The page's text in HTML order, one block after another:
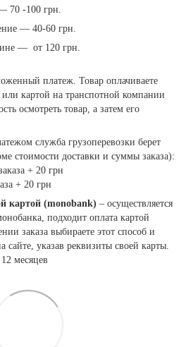
70 -100 грн.
— 40-60 грн.
— от 120 грн.
платеж. Товар оплачиваете
картой на транспотной компании
осмотреть товар, а затем его
служба грузоперевозки берет
стоимости доставки и суммы заказа):
+ 20 грн
+ 20 грн
картой (monobank) – осуществляется
подходит оплата картой
заказа выбираете этот способ и
сайте, указав реквизиты своей карты.
месяцев